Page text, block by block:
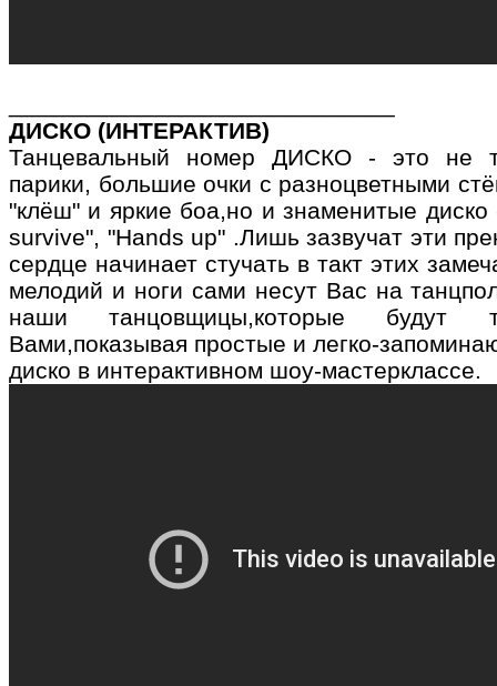
ДИСКО (ИНТЕРАКТИВ)
Танцевальный номер ДИСКО - это не
парики, большие очки с разноцветными
"клёш" и яркие боа,но и знаменитые
survive", "Hands up" .Лишь зазвучат эти
сердце начинает стучать в такт этих
мелодий и ноги сами несут Вас на
наши танцовщицы,которые будут
Вами,показывая простые и легко-
диско в интерактивном шоу-мастерклассе.